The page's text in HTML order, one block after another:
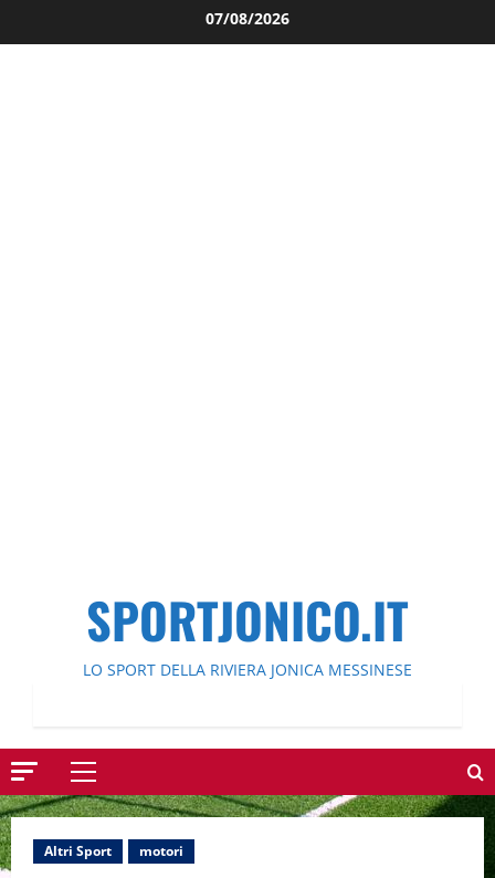
al
07/08/2026
SPORTJONICO.IT
LO SPORT DELLA RIVIERA JONICA MESSINESE
Menu
principale
Altri Sport motori